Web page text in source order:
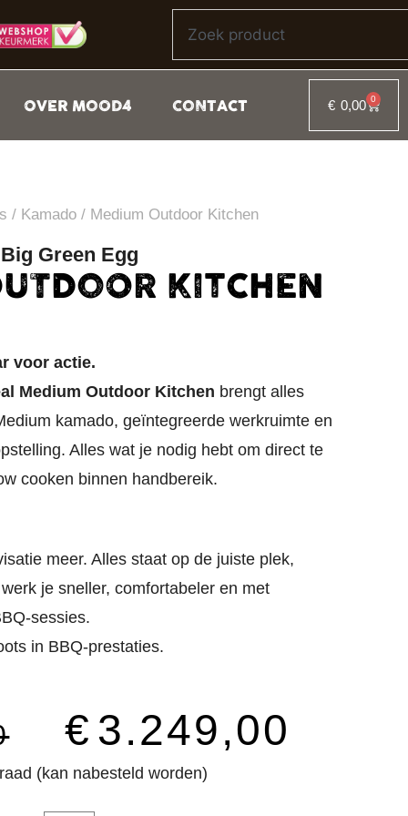
OVER MOOD4 CONTACT € 0,00 0
/ Kamado/ Medium Outdoor Kitchen
Big Green Egg
KITCHEN
voor actie.
Medium Outdoor Kitchen brengt alles
kamado, geïntegreerde werkruimte en
Alles wat je nodig hebt om direct te
cooken binnen handbereik.
meer. Alles staat op de juiste plek,
je sneller, comfortabeler en met
sessies.
in BBQ-prestaties.
€ 3.249,00
(kan nabesteld worden)